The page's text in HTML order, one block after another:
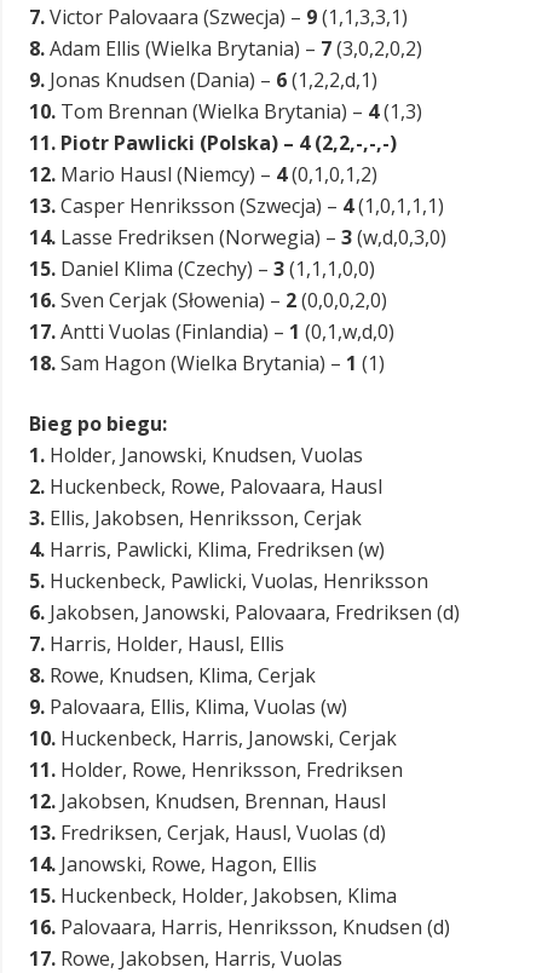
7.Victor Palovaara (Szwecja) – 9(1,1,3,3,1)
8.Adam Ellis (Wielka Brytania) – 7(3,0,2,0,2)
9. Jonas Knudsen (Dania) – 6(1,2,2,d,1)
10. Tom Brennan (Wielka Brytania) – 4(1,3)
11. Piotr Pawlicki (Polska) – 4 (2,2,-,-,-)
12. Mario Hausl (Niemcy) – 4(0,1,0,1,2)
13.Casper Henriksson (Szwecja) – 4(1,0,1,1,1)
14. Lasse Fredriksen (Norwegia) – 3(w,d,0,3,0)
15. Daniel Klima (Czechy) – 3(1,1,1,0,0)
16.Sven Cerjak (Słowenia) – 2(0,0,0,2,0)
17.Antti Vuolas (Finlandia) – 1 (0,1,w,d,0)
18.Sam Hagon (Wielka Brytania) – 1 (1)
Bieg po biegu:
1. Holder, Janowski, Knudsen, Vuolas
2. Huckenbeck, Rowe, Palovaara, Hausl
3. Ellis, Jakobsen, Henriksson, Cerjak
4. Harris, Pawlicki, Klima, Fredriksen (w)
5. Huckenbeck, Pawlicki, Vuolas, Henriksson
6. Jakobsen, Janowski, Palovaara, Fredriksen (d)
7. Harris, Holder, Hausl, Ellis
8. Rowe, Knudsen, Klima, Cerjak
9. Palovaara, Ellis, Klima, Vuolas (w)
10. Huckenbeck, Harris, Janowski, Cerjak
11. Holder, Rowe, Henriksson, Fredriksen
12. Jakobsen, Knudsen, Brennan, Hausl
13. Fredriksen, Cerjak, Hausl, Vuolas (d)
14. Janowski, Rowe, Hagon, Ellis
15. Huckenbeck, Holder, Jakobsen, Klima
16. Palovaara, Harris, Henriksson, Knudsen (d)
17. Rowe, Jakobsen, Harris, Vuolas